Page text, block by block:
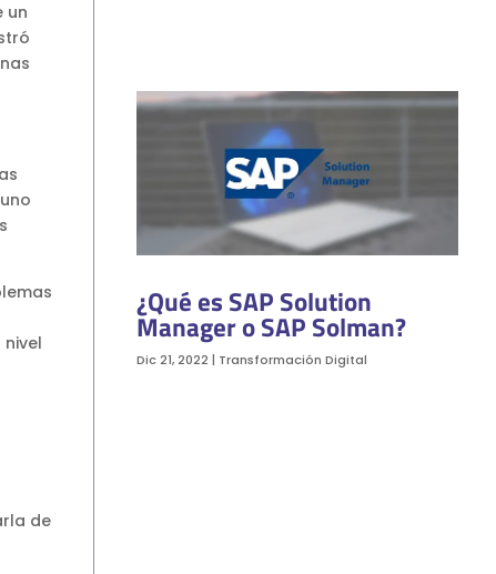
un
de
¿Qué es SAP Solution
Manager o SAP Solman?
Dic 21, 2022 | Transformación Digital